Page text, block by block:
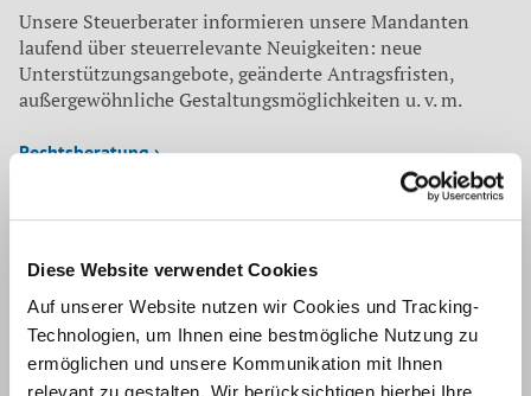
Diese Website verwendet Cookies
Auf unserer Website nutzen wir Cookies und Tracking-
Technologien, um Ihnen eine bestmögliche Nutzung zu
ermöglichen und unsere Kommunikation mit Ihnen
Unsere Steuerberater informieren unsere Mandanten
laufend über steuerrelevante Neuigkeiten: neue
Unterstützungsangebote, geänderte Antragsfristen,
außergewöhnliche Gestaltungsmöglichkeiten u. v. m.
Rechtsberatung ›
Welche Entscheidungen haben welche Auswirkungen auf
Ihr Geschäft? Unsere Rechtsberatung informiert unsere
Mandanten laufend über Änderungen in verschiedenen